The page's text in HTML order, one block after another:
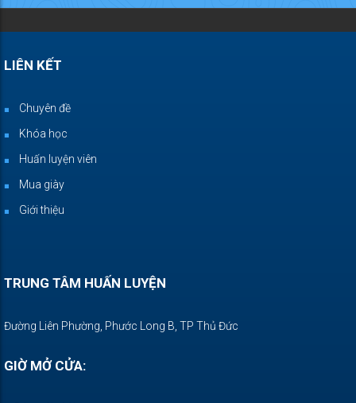
LIÊN KẾT
Chuyên đề
Khóa học
Huấn luyện viên
Mua giày
Giới thiệu
TRUNG TÂM HUẤN LUYỆN
Đường Liên Phường, Phước Long B, TP Thủ Đức
GIỜ MỞ CỬA: